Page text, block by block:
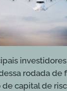
rodada de
capital de